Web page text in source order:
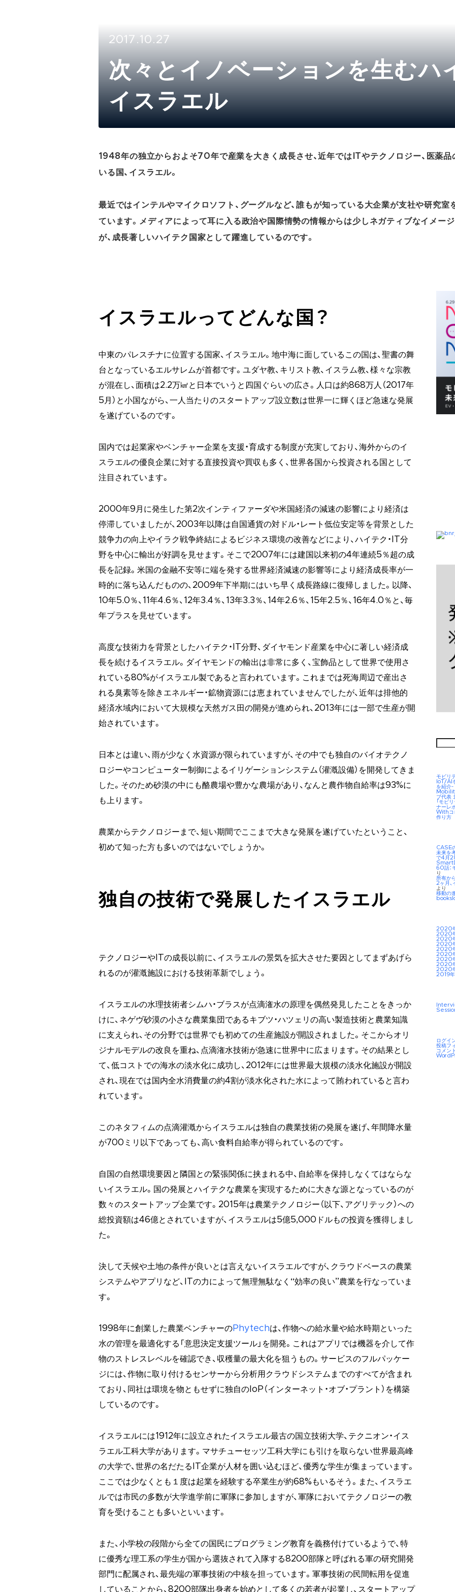
2017.10.27
次々とイノベーションを生むハ
イスラエル
1948年の独立からおよそ70年で産業を大きく成長させ、近年ではITやテクノロジー、医薬
いる国、イスラエル。
最近ではインテルやマイクロソフト、グーグルなど、誰もが知っている大企業が支社や研究室
ています。メディアによって耳に入る政治や国際情勢の情報からは少しネガティブなイメー
が、成長著しいハイテク国家として躍進しているのです。
イスラエルってどんな国？
中東のパレスチナに位置する国家、イスラエル。地中海に面しているこの国は、聖書の舞
台となっているエルサレムが首都です。ユダヤ教、キリスト教、イスラム教、様々な宗教
が混在し、面積は2.2万㎢と日本でいうと四国ぐらいの広さ。人口は約868万人（2017年
5月）と小国ながら、一人当たりのスタートアップ設立数は世界一に輝くほど急速な発展
を遂げているのです。
国内では起業家やベンチャー企業を支援・育成する制度が充実しており、海外からのイ
スラエルの優良企業に対する直接投資や買収も多く、世界各国から投資される国として
注目されています。
2000年9月に発生した第2次インティファーダや米国経済の減速の影響により経済は
停滞していましたが、2003年以降は自国通貨の対ドル・レート低位安定等を背景とした
競争力の向上やイラク戦争終結によるビジネス環境の改善などにより、ハイテク・IT分
野を中心に輸出が好調を見せます。そこで2007年には建国以来初の4年連続5％超の成
長を記録。米国の金融不安等に端を発する世界経済減速の影響等により経済成長率が一
時的に落ち込んだものの、2009年下半期にはいち早く成長路線に復帰しました。以降、
10年5.0％、11年4.6％、12年3.4％、13年3.3％、14年2.6％、15年2.5％、16年4.0％と、毎
年プラスを見せています。
高度な技術力を背景としたハイテク・IT分野、ダイヤモンド産業を中心に著しい経済成
長を続けるイスラエル。ダイヤモンドの輸出は非常に多く、宝飾品として世界で使用さ
れている80%がイスラエル製であると言われています。これまでは死海周辺で産出さ
れる臭素等を除きエネルギー・鉱物資源には恵まれていませんでしたが、近年は排他的
経済水域内において大規模な天然ガス田の開発が進められ、2013年には一部で生産が開
始されています。
日本とは違い、雨が少なく水資源が限られていますが、その中でも独自のバイオテクノ
ロジーやコンピューター制御によるイリゲーションシステム（灌漑設備）を開発してきま
した。そのため砂漠の中にも酪農場や豊かな農場があり、なんと農作物自給率は93%に
も上ります。
農業からテクノロジーまで、短い期間でここまで大きな発展を遂げていたということ、
初めて知った方も多いのではないでしょうか。
独自の技術で発展したイスラエル
テクノロジーやITの成長以前に、イスラエルの景気を拡大させた要因としてまずあげら
れるのが灌漑施設における技術革新でしょう。
イスラエルの水理技術者シムハ・ブラスが点滴潅水の原理を偶然発見したことをきっか
けに、ネゲヴ砂漠の小さな農業集団であるキブツ・ハツェリの高い製造技術と農業知識
に支えられ、その分野では世界でも初めての生産施設が開設されました。そこからオリ
ジナルモデルの改良を重ね、点滴潅水技術が急速に世界中に広まります。その結果とし
て、低コストでの海水の淡水化に成功し、2012年には世界最大規模の淡水化施設が開設
され、現在では国内全水消費量の約4割が淡水化された水によって賄われていると言わ
れています。
このネタフィムの点滴灌漑からイスラエルは独自の農業技術の発展を遂げ、年間降水量
が700ミリ以下であっても、高い食料自給率が得られているのです。
自国の自然環境要因と隣国との緊張関係に挟まれる中、自給率を保持しなくてはならな
いイスラエル。国の発展とハイテクな農業を実現するために大きな源となっているのが
数々のスタートアップ企業です。2015年は農業テクノロジー（以下、アグリテック）への
総投資額は46億とされていますが、イスラエルは5億5,000ドルもの投資を獲得しまし
た。
決して天候や土地の条件が良いとは言えないイスラエルですが、クラウドベースの農業
システムやアプリなど、ITの力によって無理無駄なく“効率の良い”農業を行なっていま
す。
1998年に創業した農業ベンチャーのPhytechは、作物への給水量や給水時期といった
水の管理を最適化する「意思決定支援ツール」を開発。これはアプリでは機器を介して作
物のストレスレベルを確認でき、収穫量の最大化を狙うもの。サービスのフルパッケー
ジには、作物に取り付けるセンサーから分析用クラウドシステムまでのすべてが含まれ
ており、同社は環境を物ともせずに独自のIoP（インターネット・オブ・プラント）を構築
しているのです。
イスラエルには1912年に設立されたイスラエル最古の国立技術大学、テクニオン・イス
ラエル工科大学があります。マサチューセッツ工科大学にも引けを取らない世界最高峰
の大学で、世界の名だたるIT企業が人材を囲い込むほど、優秀な学生が集まっています。
ここでは少なくとも１度は起業を経験する卒業生が約68%もいるそう。また、イスラエ
ルでは市民の多数が大学進学前に軍隊に参加しますが、軍隊においてテクノロジーの教
育を受けることも多いといいます。
また、小学校の段階から全ての国民にプログラミング教育を義務付けているようで、特
に優秀な理工系の学生が国から選抜されて入隊する8200部隊と呼ばれる軍の研究開発
部門に配属され、最先端の軍事技術の中核を担っています。軍事技術の民間転用を促進
していることから、8200部隊出身者を始めとして多くの若者が起業し、スタートアップ
検
モビリ
IoT/AI
を紹介-
ブ代表
「モビ
ナーレ
Withコ
作り方
CASE
未来を
で4月
60話：
り
所有か
2ヶ月
より
移動の
2020
2020
2020
2020
2020
2020
2020
2020
2020
2019年
ログイ
投稿フ
コメン